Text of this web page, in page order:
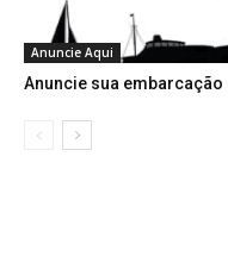
Anuncie Aqui
Anuncie sua embarcação